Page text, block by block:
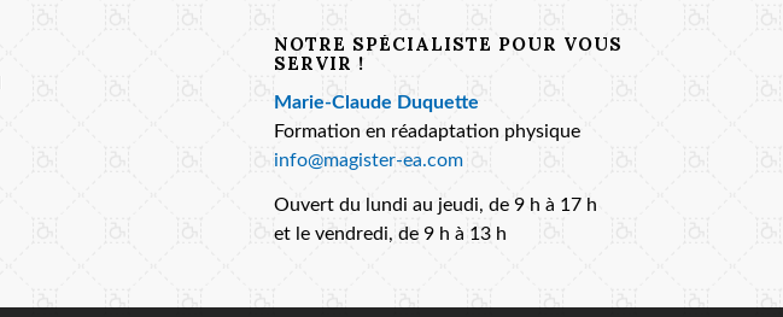
NOTRE SPÉCIALISTE POUR VOUS
SERVIR !
Marie-Claude Duquette
Formation en réadaptation physique
info@magister-ea.com
Ouvert du lundi au jeudi, de 9 h à 17 h
et le vendredi, de 9 h à 13 h